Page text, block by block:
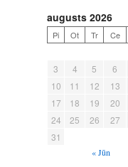
augusts 2026
Pi Ot Tr Ce
3
4 5 6
10
11 12 13
17
18 19 20
24
25 26 27
31
« Jūn